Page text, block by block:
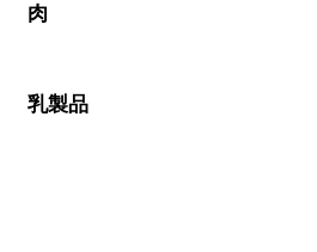
肉
乳製品